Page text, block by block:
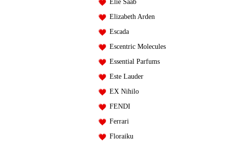
Elie Saab
Elizabeth Arden
Escada
Escentric Molecules
Essential Parfums
Este Lauder
EX Nihilo
FENDI
Ferrari
Floraiku